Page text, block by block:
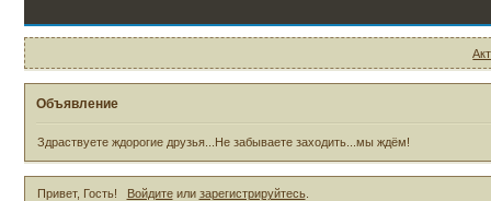
Объявление
Здраствуете ждорогие друзья...Не забываете заходить...мы ждём!
Привет, Гость! Войдитеили зарегистрируйтесь.